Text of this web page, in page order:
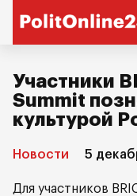
Участники
Summit
культурой
Новости 5
Для участников